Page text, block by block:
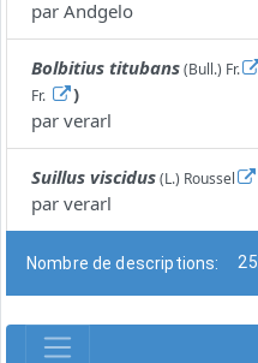
par Andgelo
Bolbitius titubans(Bull.) Fr.
Fr.
)
par verarl
Suillus viscidus(L.) Roussel
par verarl
Nombre de descriptions: 25